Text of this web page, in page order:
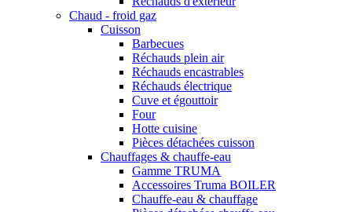
Chaud - froid gaz
Cuisson
Barbecues
Réchauds plein air
Réchauds encastrables
Réchauds électrique
Cuve et égouttoir
Four
Hotte cuisine
Pièces détachées cuisson
Chauffages & chauffe-eau
Gamme TRUMA
Accessoires Truma BOILER
Chauffe-eau & chauffage